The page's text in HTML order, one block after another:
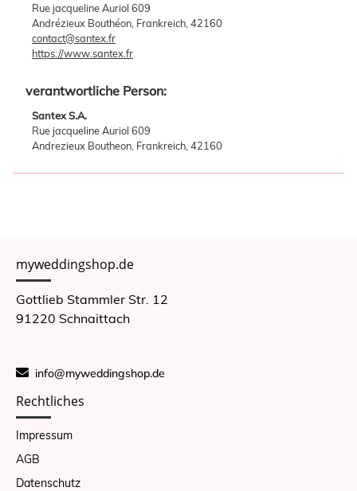
Rue jacqueline Auriol 609
Andrézieux Bouthéon, Frankreich, 42160
contact@santex.fr
https://www.santex.fr
verantwortliche Person:
Santex S.A.
Rue jacqueline Auriol 609
Andrezieux Boutheon, Frankreich, 42160
myweddingshop.de
Gottlieb Stammler Str. 12
91220 Schnaittach
info@myweddingshop.de
Rechtliches
Impressum
AGB
Datenschutz